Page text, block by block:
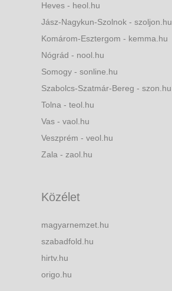
Heves - heol.hu
Jász-Nagykun-Szolnok - szoljon.hu
Komárom-Esztergom - kemma.hu
Nógrád - nool.hu
Somogy - sonline.hu
Szabolcs-Szatmár-Bereg - szon.hu
Tolna - teol.hu
Vas - vaol.hu
Veszprém - veol.hu
Zala - zaol.hu
Közélet
magyarnemzet.hu
szabadfold.hu
hirtv.hu
origo.hu